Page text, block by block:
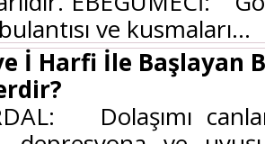
ve kusmaları...
İ Harfi İle Başlayan
Dolaşımı